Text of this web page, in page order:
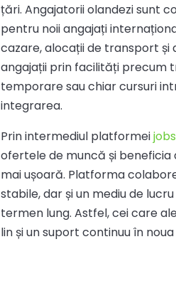
țări. Angajatorii olandezi sunt
pentru noii angajați
cazare, alocații de transport și
angajații prin facilități precum
temporare sau chiar cursuri
integrarea.
Prin intermediul platformei
ofertele de muncă și
mai ușoară. Platforma
stabile, dar și un mediu de
termen lung. Astfel, cei care
lin și un suport continuu în